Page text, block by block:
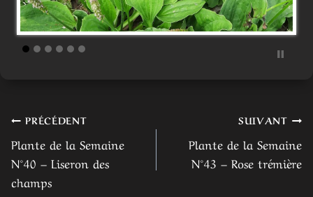
Navigation
de
l’article
PRÉCÉDENT
Plante de la Semaine
N°40 – Liseron des
champs
SUIVANT
Plante de la Semaine
N°43 – Rose trémière